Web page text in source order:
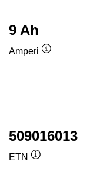
9 Ah
Amperi
509016013
ETN